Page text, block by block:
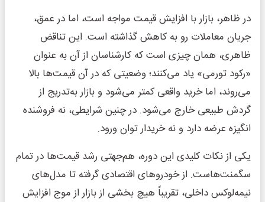
در ظاهر، بازار با افزایش قیمت مواجه است، اما در عمق،
جریان معاملات رو به کاهش گذاشته است. این تناقض
ظاهری، همان چیزی است که کارشناسان از آن به عنوان
«رکود تورمی» یاد می‌کنند؛ وضعیتی که در آن قیمت‌ها بالا
می‌روند، اما خرید واقعی کمتر می‌شود و بازار به‌تدریج از
گردش طبیعی خارج می‌شود. در چنین شرایطی، نه فروشنده
انگیزه عرضه دارد و نه خریدار توان ورود.
یکی از نکات کلیدی این دوره، هم‌جهتی رشد قیمت‌ها در تمام
سگمنت‌هاست. از خودروهای اقتصادی گرفته تا مدل‌های
نیمه‌لوکس داخلی، تقریباً هیچ بخشی از بازار از موج افزایش